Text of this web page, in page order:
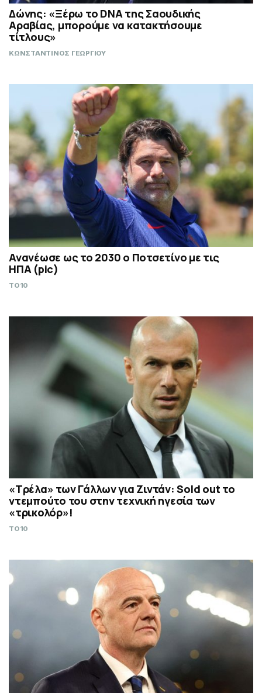
Δώνης: «Ξέρω το DNA της Σαουδικής
Αραβίας, μπορούμε να κατακτήσουμε
τίτλους»
ΚΩΝΣΤΑΝΤΙΝΟΣ ΓΕΩΡΓΙΟΥ
Ανανέωσε ως το 2030 ο Ποτσετίνο με τις
ΗΠΑ (pic)
TO10
«Τρέλα» των Γάλλων για Ζιντάν: Sold out το
ντεμπούτο του στην τεχνική ηγεσία των
«τρικολόρ»!
TO10